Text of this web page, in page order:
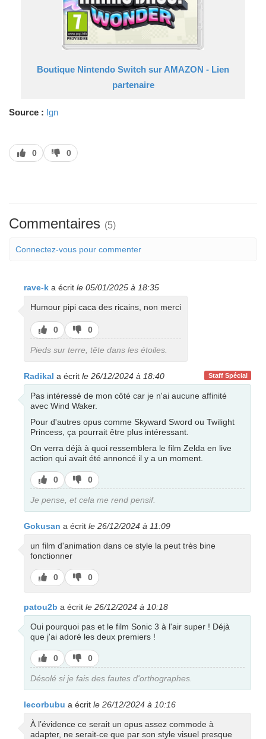
Boutique Nintendo Switch sur AMAZON - Lien
partenaire
Source : Ign
J’aime
0
J’aime
pas
0
Commentaires (5)
Connectez-vous pour commenter
rave-k a écrit le 05/01/2025 à 18:35
Humour pipi caca des ricains, non merci
J’aime
0
J’aime
pas
0
Pieds sur terre, tête dans les étoiles.
Staff Spécial
Radikal a écrit le 26/12/2024 à 18:40
Pas intéressé de mon côté car je n'ai aucune affinité
avec Wind Waker.
Pour d'autres opus comme Skyward Sword ou Twilight
Princess, ça pourrait être plus intéressant.
On verra déjà à quoi ressemblera le film Zelda en live
action qui avait été annoncé il y a un moment.
J’aime
0
J’aime
pas
0
Je pense, et cela me rend pensif.
Gokusan a écrit le 26/12/2024 à 11:09
un film d'animation dans ce style la peut très bine
fonctionner
J’aime
0
J’aime
pas
0
patou2b a écrit le 26/12/2024 à 10:18
Oui pourquoi pas et le film Sonic 3 à l'air super ! Déjà
que j'ai adoré les deux premiers !
J’aime
0
J’aime
pas
0
Désolé si je fais des fautes d'orthographes.
lecorbubu a écrit le 26/12/2024 à 10:16
À l’évidence ce serait un opus assez commode à
adapter, ne serait-ce que par son style visuel presque